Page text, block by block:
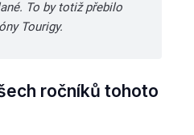
To by totiž přebilo
Tourigy.
ročníků tohoto